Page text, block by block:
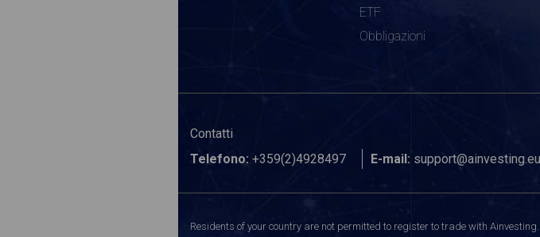
ETF
Obbligazioni
Contatti
Telefono: +359(2)4928497 E-mail: support@ainvesting.eu
Residents of your country are not permitted to register to trade with Ainvesting.